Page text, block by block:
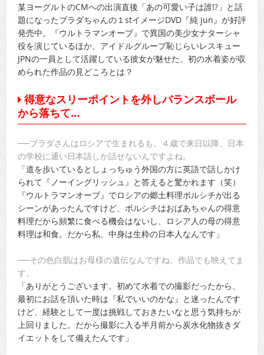
某ヨーグルトのCMへの出演直後「あの可愛い子は誰!?」と話
題になったブラダちゃんの１stイメージDVD『純 jun』が好評
発売中。『ウルトラマンオーブ』で異国の美少女ナターシャ
役を演じているほか、アイドルグループ恥じらいレスキュー
JPNの一員として活躍している彼女が魅せた、初の水着姿が収
められた作品の見どころとは？
得意なスリーポイントを外しバランスボール
から落ちて…
──ブラダさんはロシアで生まれるも、４歳で来日以降、日本
の学校に通い日本語しか話せないんですよね。
「道を歩いているとしょっちゅう外国の方に英語で話しかけ
られて『ノーイングリッシュ』と答えると驚かれます（笑）
『ウルトラマンオーブ』でロシアの郷土料理ボルシチが出る
シーンがあったんですけど、ボルシチはおばあちゃんの得意
料理だから頻繁に食べる機会はないし、ロシア人の母の得意
料理は和食。だから私、中身は生粋の日本人なんです」
──その色白肌はお母様の遺伝なんですね。作品でも映えてま
す。
「ありがとうございます。初めて水着での撮影だったから、
最初にお話を頂いた時は『私でいいのかな』と迷ったんです
けど、経験として一度は挑戦しておきたいなと思う気持ちが
上回りました。だから撮影に入る半月前から炭水化物抜きダ
イエットをして備えたんです」